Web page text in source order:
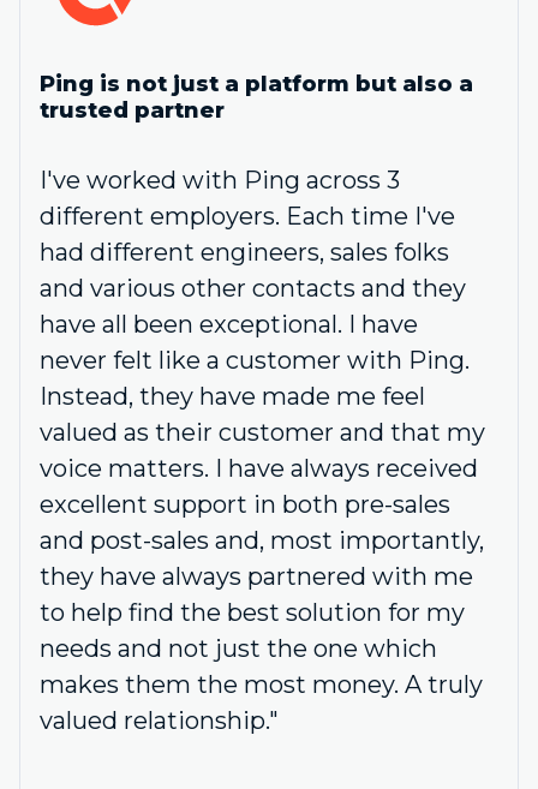
Ping is not just a platform but also a
trusted partner
I've worked with Ping across 3
different employers. Each time I've
had different engineers, sales folks
and various other contacts and they
have all been exceptional. I have
never felt like a customer with Ping.
Instead, they have made me feel
valued as their customer and that my
voice matters. I have always received
excellent support in both pre-sales
and post-sales and, most importantly,
they have always partnered with me
to help find the best solution for my
needs and not just the one which
makes them the most money. A truly
valued relationship."